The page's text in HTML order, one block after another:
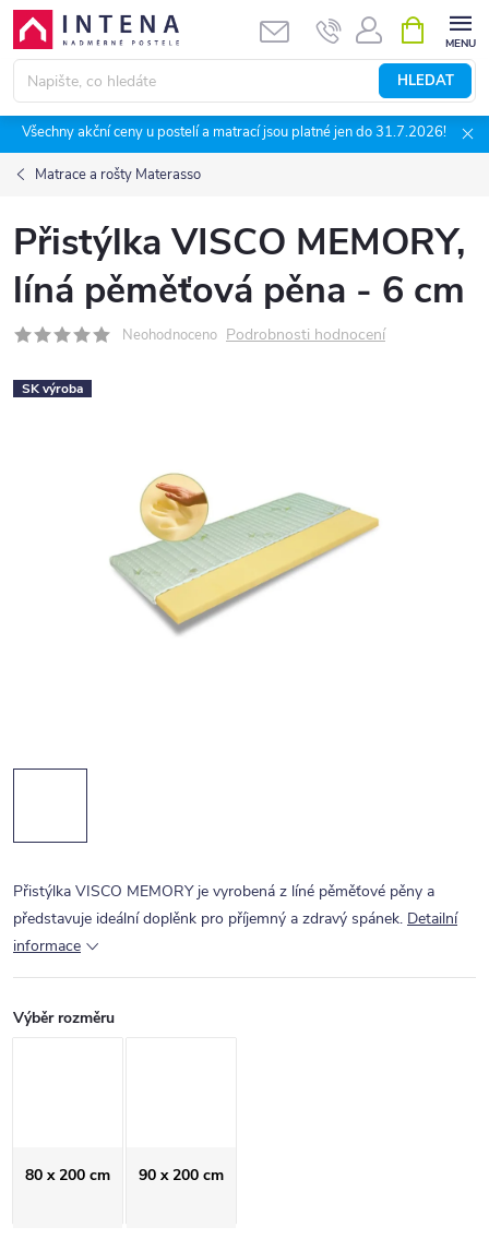
Přejít
obsah
HLEDAT
NÁKUPNÍ
KOŠÍK
Všechny akční ceny u postelí a matrací jsou platné jen do 31.7.2026!
Matrace a rošty Materasso
Přistýlka VISCO MEMORY,
líná pěměťová pěna - 6 cm
Neohodnoceno Podrobnosti hodnocení
SK výroba
Přistýlka VISCO MEMORY je vyrobená z líné pěměťové pěny a
představuje ideální doplěnk pro příjemný a zdravý spánek. Detailní
informace
Výběr rozměru
80 x 200 cm 90 x 200 cm